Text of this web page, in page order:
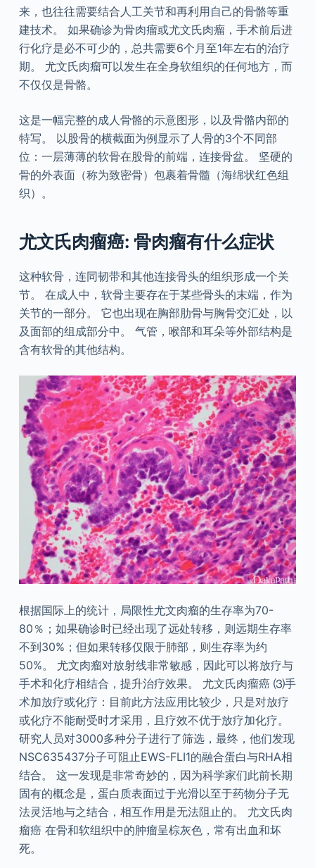
来，也往往需要结合人工关节和再利用自己的骨骼等重
建技术。 如果确诊为骨肉瘤或尤文氏肉瘤，手术前后进
行化疗是必不可少的，总共需要6个月至1年左右的治疗
期。 尤文氏肉瘤可以发生在全身软组织的任何地方，而
不仅仅是骨骼。
这是一幅完整的成人骨骼的示意图形，以及骨骼内部的
特写。 以股骨的横截面为例显示了人骨的3个不同部
位：一层薄薄的软骨在股骨的前端，连接骨盆。 坚硬的
骨的外表面（称为致密骨）包裹着骨髓（海绵状红色组
织）。
尤文氏肉瘤癌: 骨肉瘤有什么症状
这种软骨，连同韧带和其他连接骨头的组织形成一个关
节。 在成人中，软骨主要存在于某些骨头的末端，作为
关节的一部分。 它也出现在胸部肋骨与胸骨交汇处，以
及面部的组成部分中。 气管，喉部和耳朵等外部结构是
含有软骨的其他结构。
根据国际上的统计，局限性尤文肉瘤的生存率为70-
80％；如果确诊时已经出现了远处转移，则远期生存率
不到30%；但如果转移仅限于肺部，则生存率为约
50%。 尤文肉瘤对放射线非常敏感，因此可以将放疗与
手术和化疗相结合，提升治疗效果。 尤文氏肉瘤癌 ⑶手
术加放疗或化疗：目前此方法应用比较少，只是对放疗
或化疗不能耐受时才采用，且疗效不优于放疗加化疗。
研究人员对3000多种分子进行了筛选，最终，他们发现
NSC635437分子可阻止EWS-FLI1的融合蛋白与RHA相
结合。 这一发现是非常奇妙的，因为科学家们此前长期
固有的概念是，蛋白质表面过于光滑以至于药物分子无
法灵活地与之结合，相互作用是无法阻止的。 尤文氏肉
瘤癌 在骨和软组织中的肿瘤呈棕灰色，常有出血和坏
死。